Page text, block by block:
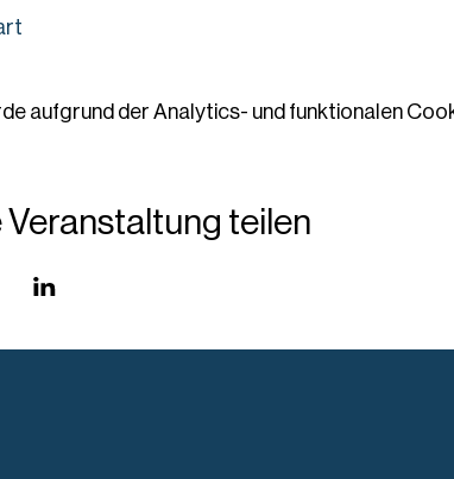
aufgrund der Analytics- und funktionalen
Veranstaltung teilen